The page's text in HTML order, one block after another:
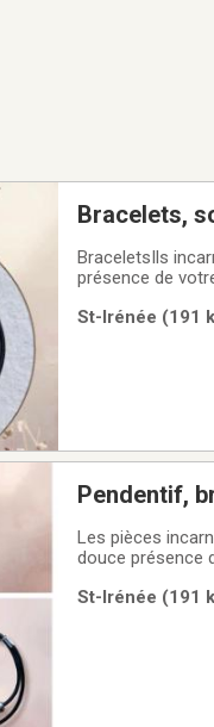
Bracelets,
BraceletsIls
présence de
tous les
St-Irénée (191
Pendentif,
Les pièces
douce présence
St-Irénée (191